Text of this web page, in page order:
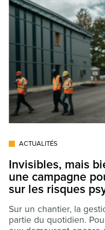
ACTUALITÉS
Invisibles, mais
une campagne
sur les risques
Sur un chantier, la
partie du quotidien.